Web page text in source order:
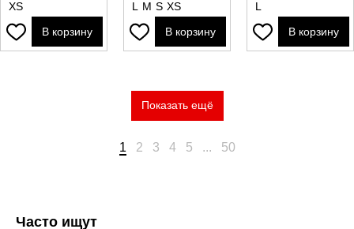
XS
В корзину
L M S XS
В корзину
L
В корзину
Показать ещё
1 2 3 4 5 ... 50
Часто ищут